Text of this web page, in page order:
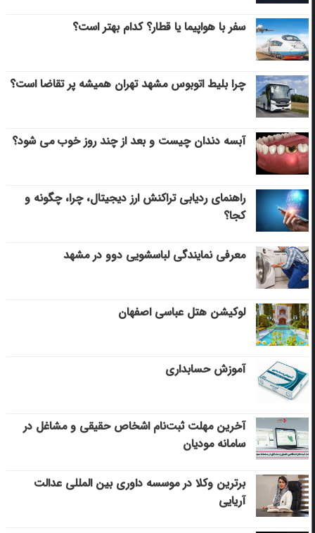
سفر با هواپیما یا قطار؟ کدام بهتر است؟
چرا بلیط اتوبوس مشهد تهران همیشه پر تقاضا است؟
آبسه دندان چیست و بعد از چند روز خوب می‌ شود؟
راهنمای ردیابی تراکنش ارز دیجیتال، چرا، چگونه و
کجا؟
معرفی نمایندگی لباسشویی دوو در مشهد
لوکیشن هتل عباسی اصفهان
آموزش حسابداری
آخرین مهلت ثبت‌نام اشخاص حقیقی و مشاغل در
سامانه مودیان
برترین وکلا در موسسه داوری بین المللی عدالت
آریایی